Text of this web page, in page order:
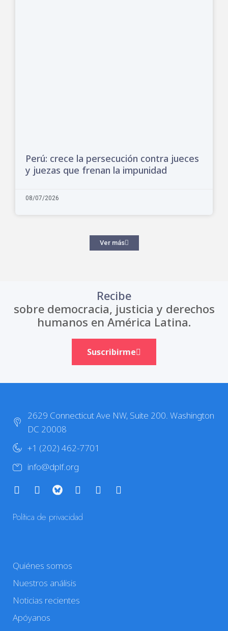
Perú: crece la persecución contra jueces
y juezas que frenan la impunidad
08/07/2026
Ver más
Recibe
sobre democracia, justicia y derechos
humanos en América Latina.
Suscribirme
2629 Connecticut Ave NW, Suite 200. Washington
DC 20008
+1 (202) 462-7701
info@dplf.org
Política de privacidad
Quiénes somos
Nuestros análisis
Noticias recientes
Apóyanos